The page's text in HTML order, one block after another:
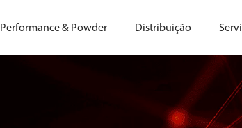
Performance & Powder Distribuição